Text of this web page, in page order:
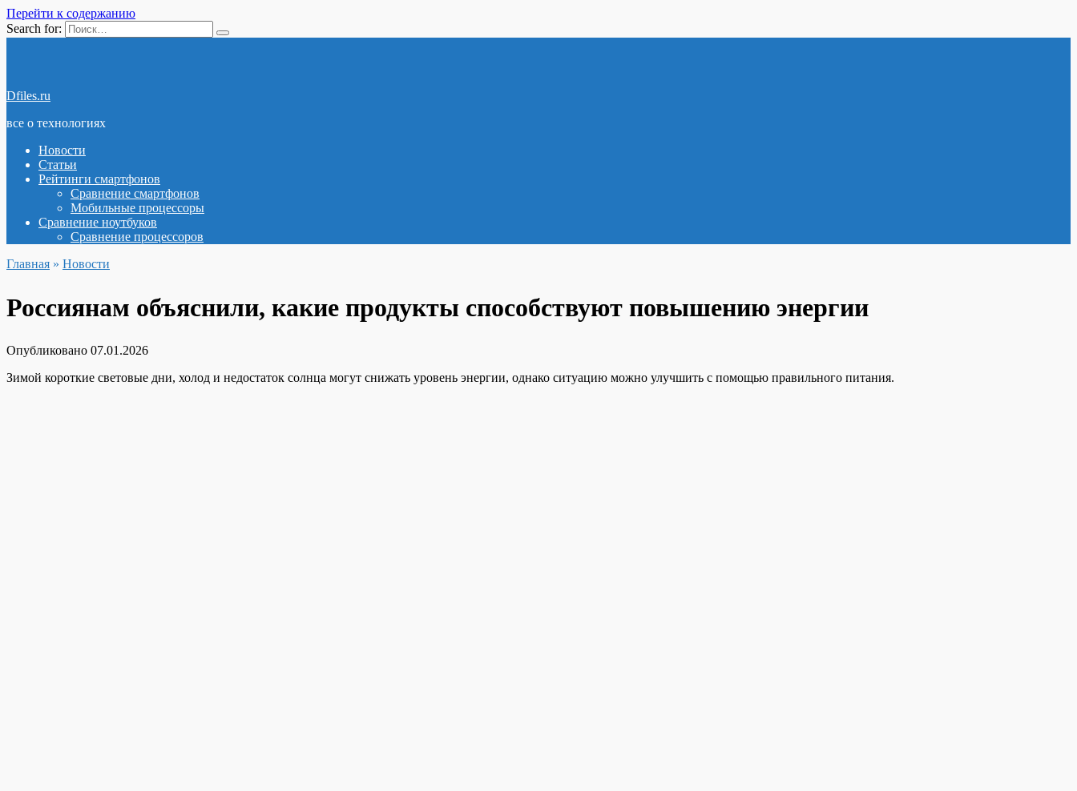
Перейти к содержанию
Search for:
Dfiles.ru
все о технологиях
Новости
Статьи
Рейтинги смартфонов
Сравнение смартфонов
Мобильные процессоры
Сравнение ноутбуков
Сравнение процессоров
Главная » Новости
Россиянам объяснили, какие продукты способствуют повышению энергии
Опубликовано 07.01.2026
Зимой короткие световые дни, холод и недостаток солнца могут снижать уровень энергии, однако ситуацию можно улучшить с помощью правильного питания.